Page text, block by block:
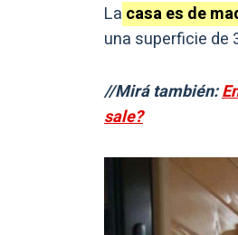
La casa es de
una superficie de
//Mirá también:
sale?